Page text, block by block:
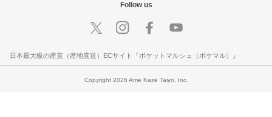
Follow us
日本最大級の産直（産地直送）ECサイト『ポケットマルシェ（ポケマル）』
Copyright 2026 Ame Kaze Taiyo, Inc.